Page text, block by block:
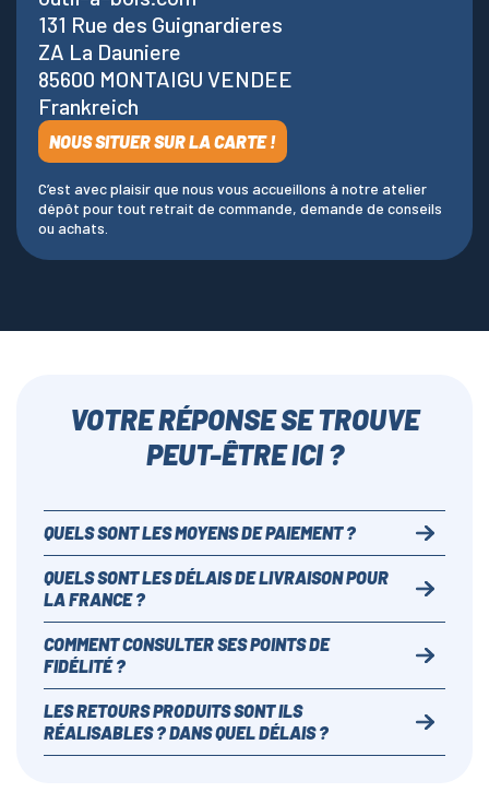
131 Rue des Guignardieres
ZA La Dauniere
85600 MONTAIGU VENDEE
Frankreich
NOUS SITUER SUR LA CARTE !
C’est avec plaisir que nous vous accueillons à notre atelier
dépôt pour tout retrait de commande, demande de conseils
ou achats.
VOTRE RÉPONSE SE TROUVE
PEUT-ÊTRE ICI ?
QUELS SONT LES MOYENS DE PAIEMENT ?
QUELS SONT LES DÉLAIS DE LIVRAISON POUR
LA FRANCE ?
COMMENT CONSULTER SES POINTS DE
FIDÉLITÉ ?
LES RETOURS PRODUITS SONT ILS
RÉALISABLES ? DANS QUEL DÉLAIS ?